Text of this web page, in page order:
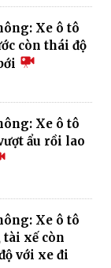
Xe ô tô
còn thái độ
Xe ô tô
ẩu rồi lao
Xe ô tô
tài xế còn
với xe đi